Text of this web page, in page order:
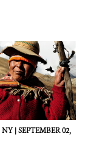
NY |SEPTEMBER 02,